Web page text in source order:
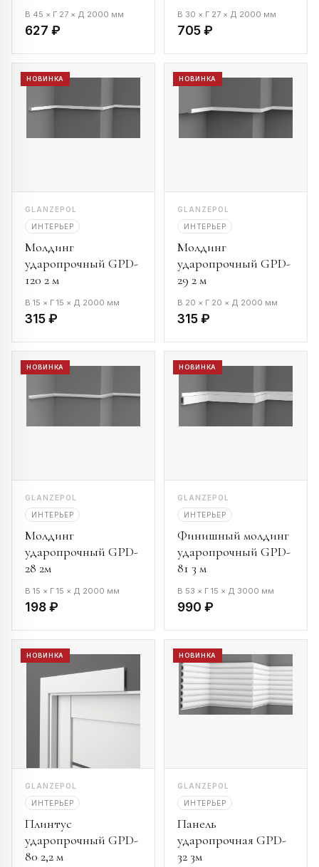
В 45 × Г 27 × Д 2000 мм
627 ₽
В 30 × Г 27 × Д 2000 мм
705 ₽
НОВИНКА
GLANZEPOL
ИНТЕРЬЕР
Молдинг
ударопрочный GPD-
120 2 м
В 15 × Г 15 × Д 2000 мм
315 ₽
НОВИНКА
GLANZEPOL
ИНТЕРЬЕР
Молдинг
ударопрочный GPD-
29 2 м
В 20 × Г 20 × Д 2000 мм
315 ₽
НОВИНКА
GLANZEPOL
ИНТЕРЬЕР
Молдинг
ударопрочный GPD-
28 2м
В 15 × Г 15 × Д 2000 мм
198 ₽
НОВИНКА
GLANZEPOL
ИНТЕРЬЕР
Финишный молдинг
ударопрочный GPD-
81 3 м
В 53 × Г 15 × Д 3000 мм
990 ₽
НОВИНКА
GLANZEPOL
ИНТЕРЬЕР
Плинтус
ударопрочный GPD-
80 2,2 м
НОВИНКА
GLANZEPOL
ИНТЕРЬЕР
Панель
ударопрочная GPD-
32 3м